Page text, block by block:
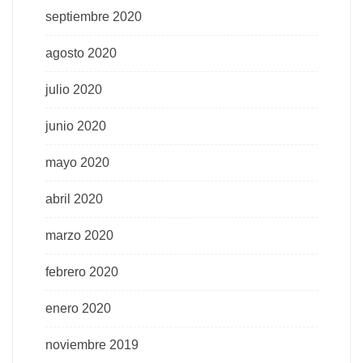
septiembre 2020
agosto 2020
julio 2020
junio 2020
mayo 2020
abril 2020
marzo 2020
febrero 2020
enero 2020
noviembre 2019